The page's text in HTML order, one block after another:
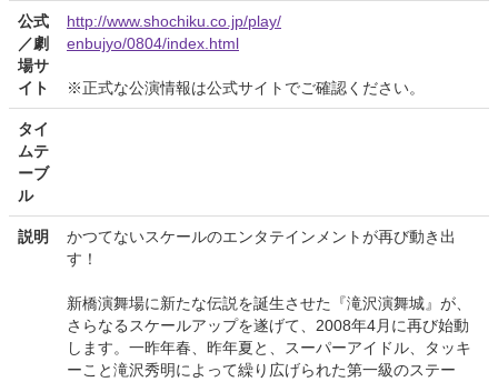
公式
／劇
場サ
イト
http://www.shochiku.co.jp/play/
enbujyo/0804/index.html
※正式な公演情報は公式サイトでご確認ください。
タイ
ムテ
ーブ
ル
説明
かつてないスケールのエンタテインメントが再び動き出
す！
新橋演舞場に新たな伝説を誕生させた『滝沢演舞城』が、
さらなるスケールアップを遂げて、2008年4月に再び始動
します。一昨年春、昨年夏と、スーパーアイドル、タッキ
ーこと滝沢秀明によって繰り広げられた第一級のステー